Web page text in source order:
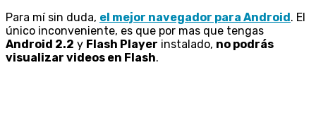
Para mí sin duda, el mejor navegador para Android. El
único inconveniente, es que por mas que tengas
Android 2.2 y Flash Player instalado, no podrás
visualizar videos en Flash.